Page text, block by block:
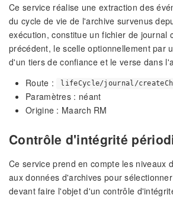
Ce service réalise une extraction des
du cycle de vie de l'archive survenus
exécution, constitue un fichier de journal
précédent, le scelle optionnellement par
d'un tiers de confiance et le verse dans
Route :
lifeCycle/journal/
Paramètres : néant
Origine : Maarch RM
Contrôle d'intégrité
Ce service prend en compte les niveaux
aux données d'archives pour
devant faire l'objet d'un contrôle